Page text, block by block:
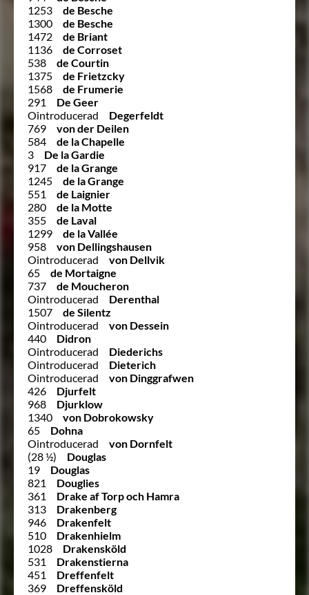
1253
de Besche
1300
de Besche
1472
de Briant
1136
de Corroset
538
de Courtin
1375
de Frietzcky
1568
de Frumerie
291
De Geer
Ointroducerad
Degerfeldt
769
von der Deilen
584
de la Chapelle
3
De la Gardie
917
de la Grange
1245
de la Grange
551
de Laignier
280
de la Motte
355
de Laval
1299
de la Vallée
958
von Dellingshausen
Ointroducerad
von Dellvik
65
de Mortaigne
737
de Moucheron
Ointroducerad
Derenthal
1507
de Silentz
Ointroducerad
von Dessein
440
Didron
Ointroducerad
Diederichs
Ointroducerad
Dieterich
Ointroducerad
von Dinggrafwen
426
Djurfelt
968
Djurklow
1340
von Dobrokowsky
65
Dohna
Ointroducerad
von Dornfelt
(28 ½)
Douglas
19
Douglas
821
Douglies
361
Drake af Torp och Hamra
313
Drakenberg
946
Drakenfelt
510
Drakenhielm
1028
Drakensköld
531
Drakenstierna
451
Dreffenfelt
369
Dreffensköld